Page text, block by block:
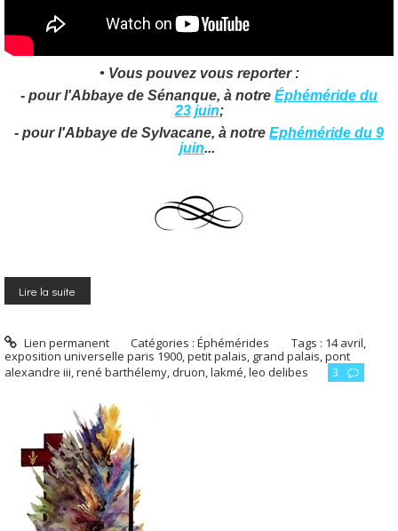
• Vous pouvez vous reporter :
- pour l'Abbaye de Sénanque, à notre Éphéméride du
23juin;
- pour l'Abbaye de Sylvacane, à notre Ephéméride du 9
juin...
Lire la suite
Lien permanent Catégories :Éphémérides Tags : 14 avril,
exposition universelle paris 1900,petit palais, grand palais,pont
alexandre iii,rené barthélemy, druon,lakmé,leo delibes 3